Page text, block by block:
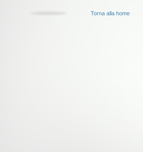
Torna alla home